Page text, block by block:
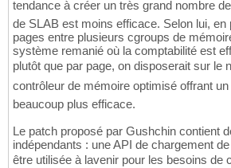
tendance à créer un très grand nombre
de SLAB est moins efficace. Selon lui, en
pages entre plusieurs cgroups de
système remanié où la comptabilité est
plutôt que par page, on disposerait sur le
contrôleur de mémoire optimisé offrant un
beaucoup plus efficace.
Le patch proposé par Gushchin contient
indépendants : une API de chargement
être utilisée à lavenir pour les besoins de